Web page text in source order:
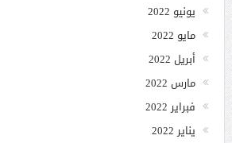
يونيو 2022
مايو 2022
أبريل 2022
مارس 2022
فبراير 2022
يناير 2022